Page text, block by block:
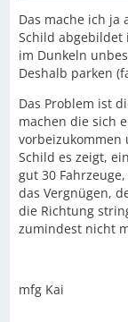
Das mache ich ja
Schild abgebildet
im Dunkeln
Deshalb parken
Das Problem ist
machen die sich
vorbeizukommen
Schild es zeigt,
gut 30
das Vergnügen,
die Richtung
zumindest nicht
mfg Kai